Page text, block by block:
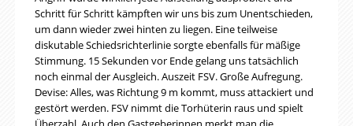
Schritt für Schritt kämpften wir uns bis zum Unentschieden,
um dann wieder zwei hinten zu liegen. Eine teilweise
diskutable Schiedsrichterlinie sorgte ebenfalls für mäßige
Stimmung. 15 Sekunden vor Ende gelang uns tatsächlich
noch einmal der Ausgleich. Auszeit FSV. Große Aufregung.
Devise: Alles, was Richtung 9 m kommt, muss attackiert und
gestört werden. FSV nimmt die Torhüterin raus und spielt